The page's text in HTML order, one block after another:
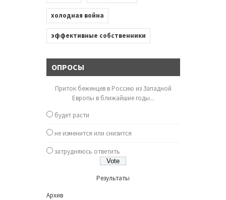
холодная война
эффективные собственники
ОПРОСЫ
Приток беженцев в Россию из Западной
Европы в ближайшие годы...
будет расти
не изменится или снизится
затрудняюсь ответить
Результаты
Архив